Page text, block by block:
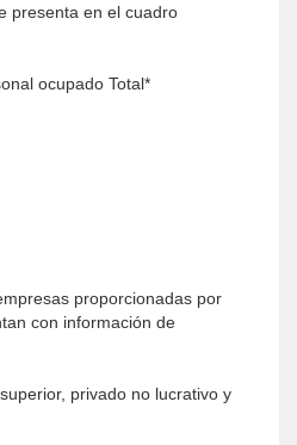
presenta en el cuadro
ocupado Total*
proporcionadas por
con información de
privado no lucrativo y